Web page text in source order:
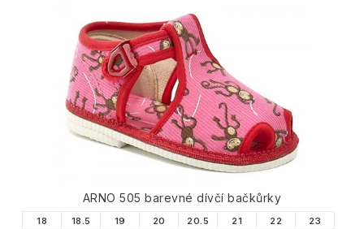
ARNO 505 barevné dívčí bačkůrky
18 18.5 19 20 20.5 21 22
23